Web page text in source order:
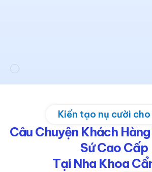
Kiến tạo nụ cười
Câu Chuyện Khách
Sứ Cao Cấp
Tại Nha Khoa